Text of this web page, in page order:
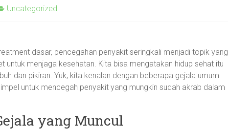
Uncategorized
dasar, pencegahan penyakit seringkali menjadi topik yang
untuk menjaga kesehatan. Kita bisa mengatakan hidup sehat itu
dan pikiran. Yuk, kita kenalan dengan beberapa gejala umum
untuk mencegah penyakit yang mungkin sudah akrab dalam
yang Muncul